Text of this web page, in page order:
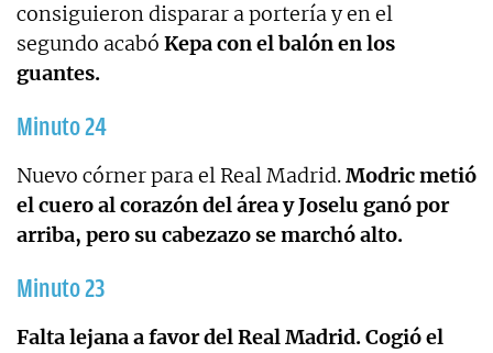
consiguieron disparar a portería y en el
segundo acabó Kepa con el balón en los
guantes.
Minuto 24
Nuevo córner para el Real Madrid.Modric metió
el cuero al corazón del área y Joselu ganó por
arriba, pero su cabezazo se marchó alto.
Minuto 23
Falta lejana a favor del Real Madrid. Cogió el